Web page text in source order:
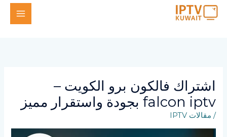
تخطي
إلى
اشتراك فالكون برو الكويت –
falcon iptv بجودة واستقرار مميز
/ مقالات IPTV